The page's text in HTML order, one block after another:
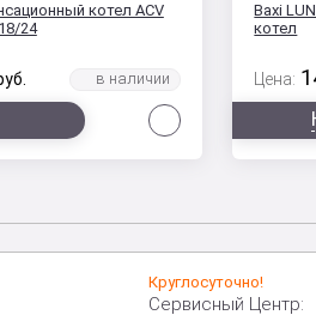
котел ACV
24
Baxi
котел
Цена:
Круглосуточно!
Сервисный Центр: